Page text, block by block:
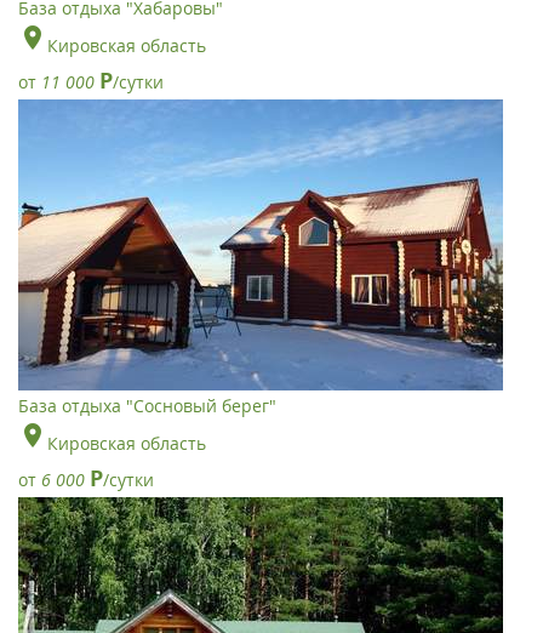
База отдыха "Хабаровы"
Кировская область
от 11 000 Р/сутки
База отдыха "Сосновый берег"
Кировская область
от 6 000 Р/сутки